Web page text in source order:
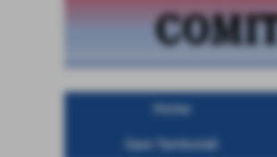
Home
Gare Territoriali